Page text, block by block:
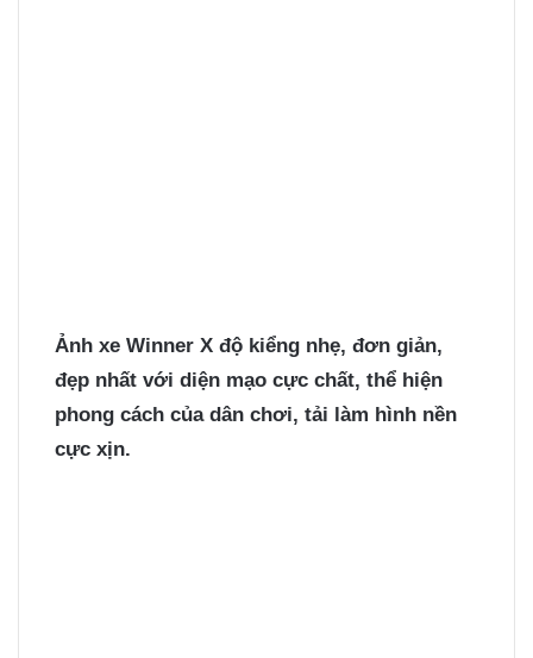
Ảnh xe Winner X độ kiểng nhẹ, đơn giản,
đẹp nhất với diện mạo cực chất, thể hiện
phong cách của dân chơi, tải làm hình nền
cực xịn.